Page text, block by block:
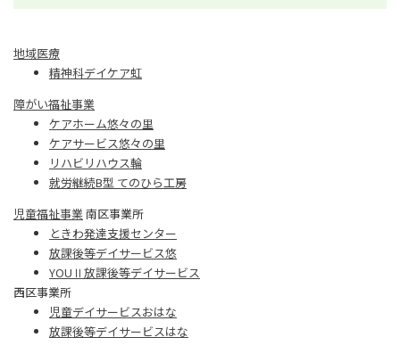
地域医療
精神科デイケア虹
障がい福祉事業
ケアホーム悠々の里
ケアサービス悠々の里
リハビリハウス輪
就労継続B型 てのひら工房
児童福祉事業南区事業所
ときわ発達支援センター
放課後等デイサービス悠
YOUⅡ放課後等デイサービス
西区事業所
児童デイサービスおはな
放課後等デイサービスはな